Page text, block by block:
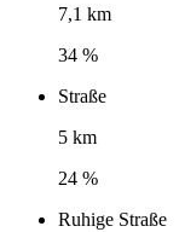
7,1 km
34 %
Straße
5 km
24 %
Ruhige Straße